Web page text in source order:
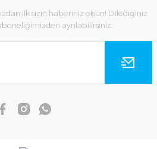
ilk sizin haberiniz olsun! Dilediğiniz
ayrılabilirsiniz.